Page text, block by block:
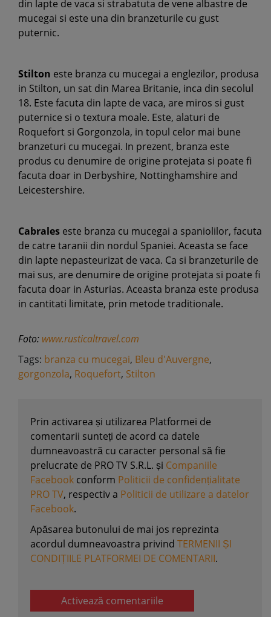
din lapte de vaca si strabatuta de vene albastre de
mucegai si este una din branzeturile cu gust
puternic.
Stilton este branza cu mucegai a englezilor, produsa
in Stilton, un sat din Marea Britanie, inca din secolul
18. Este facuta din lapte de vaca, are miros si gust
puternice si o textura moale. Este, alaturi de
Roquefort si Gorgonzola, in topul celor mai bune
branzeturi cu mucegai. In prezent, branza este
produs cu denumire de origine protejata si poate fi
facuta doar in Derbyshire, Nottinghamshire and
Leicestershire.
Cabrales este branza cu mucegai a spaniolilor, facuta
de catre taranii din nordul Spaniei. Aceasta se face
din lapte nepasteurizat de vaca. Ca si branzeturile de
mai sus, are denumire de origine protejata si poate fi
facuta doar in Asturias. Aceasta branza este produsa
in cantitati limitate, prin metode traditionale.
Foto: www.rusticaltravel.com
Tags: branza cu mucegai, Bleu d'Auvergne,
gorgonzola, Roquefort, Stilton
Prin activarea și utilizarea Platformei de
comentarii sunteți de acord ca datele
dumneavoastră cu caracter personal să fie
prelucrate de PRO TV S.R.L. și Companiile
Facebook conform Politicii de confidențialitate
PRO TV, respectiv a Politicii de utilizare a datelor
Facebook.
Apăsarea butonului de mai jos reprezinta
acordul dumneavoastra privind TERMENII ȘI
CONDIȚIILE PLATFORMEI DE COMENTARII.
Activează comentariile